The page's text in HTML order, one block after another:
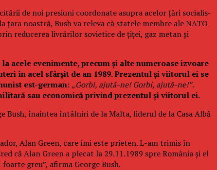
de noi presiuni coor­donate asupra acelor ţări socia­lis­
ţara noastră, Bush va releva că statele membre ale NATO
reducerea livrărilor sovietice de ţiţei, gaz metan şi
acele evenimente, precum şi alte numeroase iz­voare
în acel sfârşit de an 1989.Prezentul şi vii­torul ei se
est-german: „Gorbi, ajută-ne! Gorbi, ajută-ne!”.
sau economică privind pre­zentul şi viitorul ei.
înaintea întâlniri de la Malta, liderul de la Casa Albă
Alan Green, care îmi este prieten. L-am trimis în
că Alan Green a plecat la 29.11.1989 spre România şi el
greu”, afirma George Bush.